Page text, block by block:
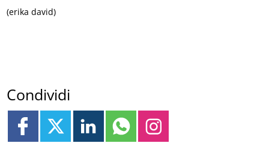
(erika david)
Condividi